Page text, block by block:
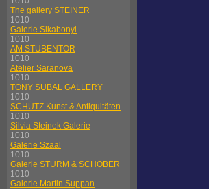
The gallery STEINER
1010
Galerie Sikabonyi
1010
AM STUBENTOR
1010
Atelier Saranova
1010
TONY SUBAL GALLERY
1010
SCHÜTZ Kunst & Antiquitäten
1010
Silvia Steinek Galerie
1010
Galerie Szaal
1010
Galerie STURM & SCHOBER
1010
Galerie Martin Suppan